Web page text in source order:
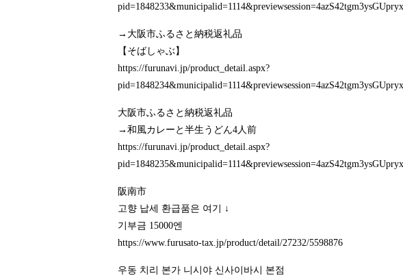
→大阪市ふるさと納税返礼品
【そばしゃぶ】
https://furunavi.jp/product_detail.aspx?
大阪市ふるさと納税返礼品
→和風カレーと半生うどん4人前
https://furunavi.jp/product_detail.aspx?
阪南市
고향 납세 환급품은 여기 ↓
기부금 15000엔
https://www.furusato-tax.jp/product/detail/27232/5598876
우동 치리 본가 니시야 신사이바시 본점